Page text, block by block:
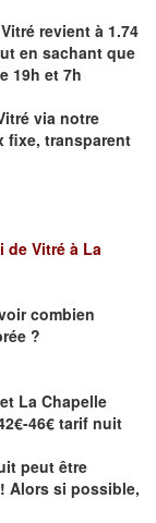
Vitré revient à 1.74
en sachant que
19h et 7h
via notre
fixe, transparent
de Vitré à La
combien
?
La Chapelle
46€ tarif nuit
peut être
Alors si possible,